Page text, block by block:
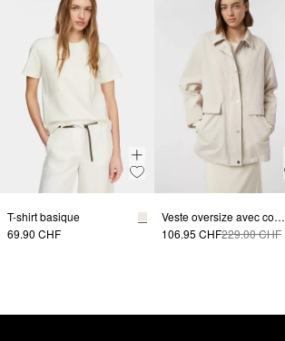
T-shirt basique
69.90 CHF
Veste oversize avec col en velours côtelé
106.95 CHF229.00 CHF